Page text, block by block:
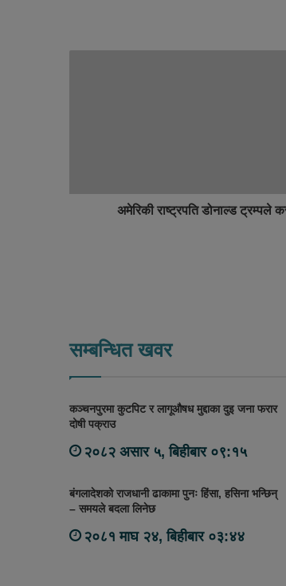
अमेरिकी राष्ट्रपति डोनाल्ड ट्रम्पले
सम्बन्धित खवर
कञ्चनपुरमा कुटपिट र लागूऔषध मुद्दाका दुइ जना फरार
दोषी पक्राउ
२०८२ असार ५, बिहीबार ०९:१५
बंगलादेशको राजधानी ढाकामा पुनः हिंसा, हसिना भन्छिन्
– समयले बदला लिनेछ
२०८१ माघ २४, बिहीबार ०३:४४